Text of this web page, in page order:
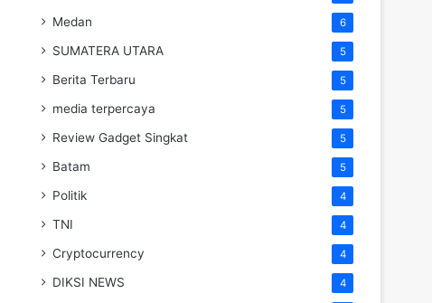
Medan 6
SUMATERA UTARA 5
Berita Terbaru 5
media terpercaya 5
Review Gadget Singkat 5
Batam 5
Politik 4
TNI 4
Cryptocurrency 4
DIKSI NEWS 4